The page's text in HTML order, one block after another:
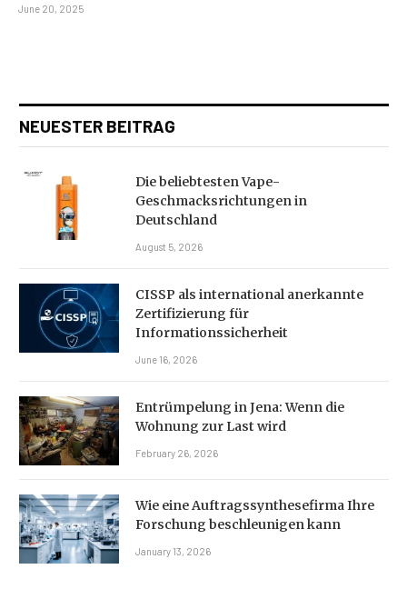
June 20, 2025
NEUESTER BEITRAG
Die beliebtesten Vape-
Geschmacksrichtungen in
Deutschland
August 5, 2026
CISSP als international anerkannte
Zertifizierung für
Informationssicherheit
June 16, 2026
Entrümpelung in Jena: Wenn die
Wohnung zur Last wird
February 26, 2026
Wie eine Auftragssynthesefirma Ihre
Forschung beschleunigen kann
January 13, 2026